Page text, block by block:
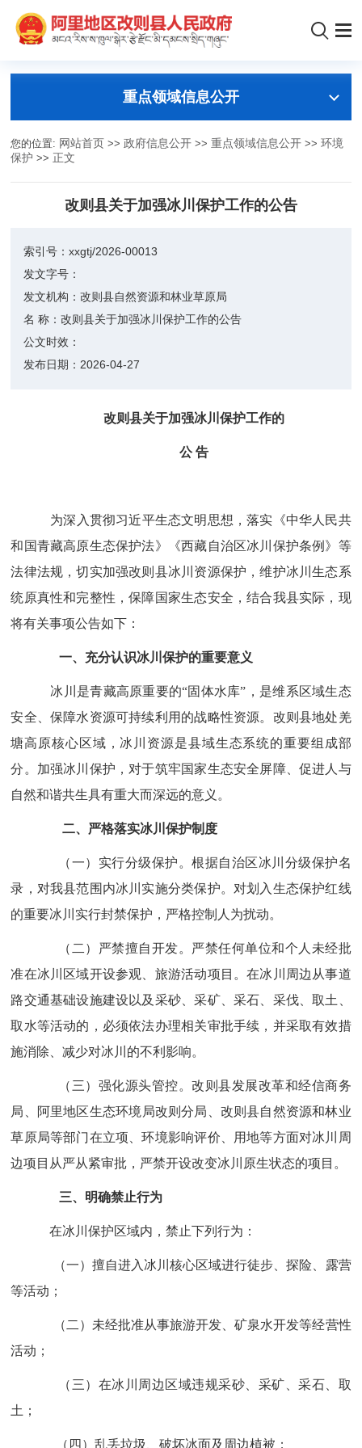
重点领域信息公开
您的位置: 网站首页 >>政府信息公开 >>重点领域信息公开 >>环境
保护 >> 正文
改则县关于加强冰川保护工作的公告
索引号：xxgtj/2026-00013
发文字号：
发文机构：改则县自然资源和林业草原局
名 称：改则县关于加强冰川保护工作的公告
公文时效：
发布日期： 2026-04-27
改则县关于加强冰川保护工作的
公 告
为深入贯彻习近平生态文明思想，落实《中华人民共
和国青藏高原生态保护法》《西藏自治区冰川保护条例》等
法律法规，切实加强改则县冰川资源保护，维护冰川生态系
统原真性和完整性，保障国家生态安全，结合我县实际，现
将有关事项公告如下：
一、充分认识冰川保护的重要意义
冰川是青藏高原重要的“固体水库” ，是维系区域生态
安全、保障水资源可持续利用的战略性资源。改则县地处羌
塘高原核心区域，冰川资源是县域生态系统的重要组成部
分。加强冰川保护，对于筑牢国家生态安全屏障、促进人与
自然和谐共生具有重大而深远的意义。
二、严格落实冰川保护制度
（一）实行分级保护。根据自治区冰川分级保护名
录，对我县范围内冰川实施分类保护。对划入生态保护红线
的重要冰川实行封禁保护，严格控制人为扰动。
（二）严禁擅自开发。 严禁任何单位和个人未经批
准在冰川区域开设参观、旅游活动项目。在冰川周边从事道
路交通基础设施建设以及采砂、采矿、采石、采伐、取土、
取水等活动的，必须依法办理相关审批手续，并采取有效措
施消除、减少对冰川的不利影响。
（三）强化源头管控。改则县发展改革和经信商务
局
阿里地区生态环境 局改则分局 改则县自然资源和林业
草原局等部门在立项、环境影响评价、用地等方面对冰川周
边项目从严从紧审批，严禁开设改变冰川原生状态的项目。
三、明确禁止行为
在冰川保护区域内，禁止下列行为：
（一）擅自进入冰川核心区域进行徒步、探险、露营
等活动；
（二）未经批准从事旅游开发、矿泉水开发等经营性
活动；
（三）在冰川周边区域违规采砂、采矿、采石、取
土；
（四）乱丢垃圾、破坏冰面及周边植被；